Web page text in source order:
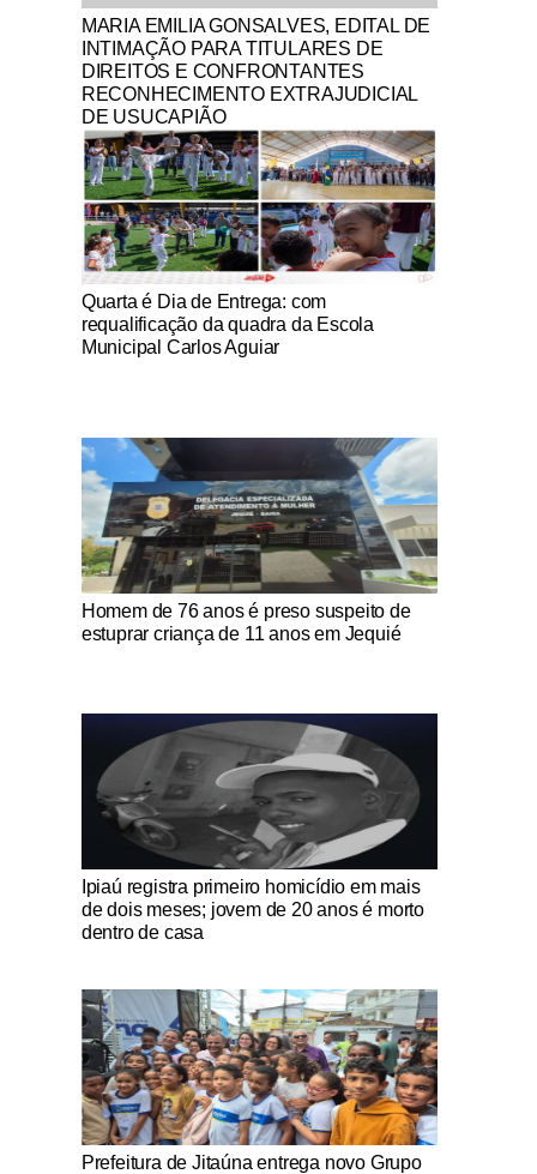
Notícias Católicas
MARIA EMILIA GONSALVES, EDITAL DE
INTIMAÇÃO PARA TITULARES DE
DIREITOS E CONFRONTANTES
RECONHECIMENTO EXTRAJUDICIAL
DE USUCAPIÃO
Notícias Católicas
Quarta é Dia de Entrega: com
requalificação da quadra da Escola
Municipal Carlos Aguiar
Notícias Católicas
Homem de 76 anos é preso suspeito de
estuprar criança de 11 anos em Jequié
Notícias Católicas
Ipiaú registra primeiro homicídio em mais
de dois meses; jovem de 20 anos é morto
dentro de casa
Notícias Católicas
Prefeitura de Jitaúna entrega novo Grupo